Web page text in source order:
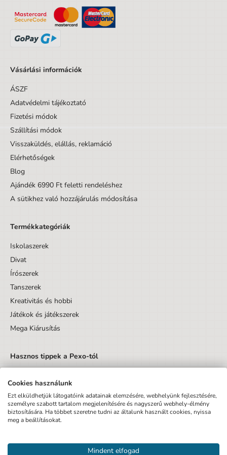
Tömeg
Vásárlási információk
ÁSZF
Adatvédelmi tájékoztató
Fizetési módok
Szállítási módok
Visszaküldés, elállás, reklamáció
Elérhetőségek
Blog
Ajándék 6990 Ft feletti rendeléshez
A sütikhez való hozzájárulás módosítása
Termékkategóriák
Iskolaszerek
Divat
Írószerek
Tanszerek
Kreativitás és hobbi
Játékok és játékszerek
Mega Kiárusítás
Hasznos tippek a Pexo-tól
Küldés
Elfogadom az Adatvédelmi tájékoztatót és hozzájárulok, hogy
Cookies használunk
Ezt elküldhetjük látogatóink adatainak elemzésére, webhelyünk fejlesztésére,
személyre szabott tartalom megjelenítésére és nagyszerű webhely-élmény
biztosítására. Ha többet szeretne tudni az általunk használt cookies, nyissa
meg a beállításokat.
Mindent elfogad